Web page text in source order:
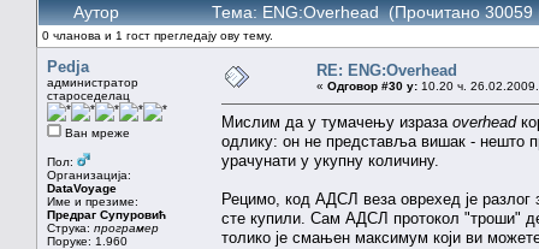
Аутор Тема: ENG:Overhead (Прочитано 30059
0 чланова и 1 гост прегледају ову тему.
Pedja
администратор
староседелац
Ван мреже
Пол:
Организација:
DataVoyage
Име и презиме:
Предраг Супуровић
Струка: програмер
Поруке: 1.960
RE: ENG:Overhead
« Одговор #30 у: 10.20 ч.
Мислим да у тумачењу израза overhead
одлику: он не представља вишак - нешто
урачунати у укупну количину.
Рецимо, код АДСЛ веза оврехед је разлог
сте купили. Сам АДСЛ протокол "троши"
толико је смањен максимум који ви